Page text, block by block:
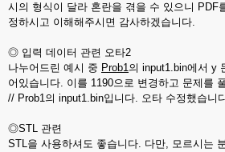
시의 형식이 달라 혼란을 겪을 수 있으니 PDF
정하시고 이해해주시면 감사하겠습니다.
◎ 입력 데이터 관련 오타2
나누어드린 예시 중 Prob1의 input1.bin에서 y
어있습니다. 이를 1190으로 변경하고 문제를
// Prob1의 input1.bin입니다. 오타 수정했습니
◎STL 관련
STL을 사용하셔도 좋습니다. 다만, 모르시는